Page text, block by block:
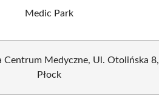
Medic Park
Centrum Medyczne, Ul. Otolińska 8,
Płock